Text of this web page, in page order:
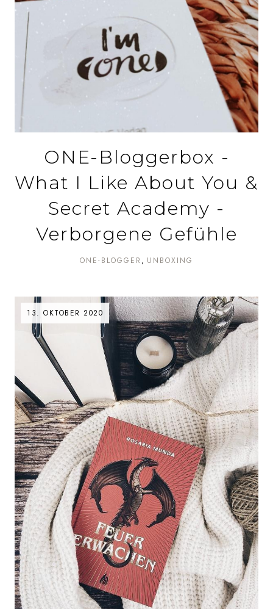
ONE-Bloggerbox -
What I Like About You &
Secret Academy -
Verborgene Gefühle
ONE-BLOGGER UNBOXING
13. OKTOBER 2020